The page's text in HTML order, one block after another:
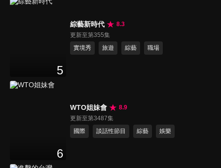
5
綜藝新時代
8.3
更新至第355集
實境秀
旅遊 綜藝 職場
6
WTO姐妹會
8.9
更新至第3487集
國際
談話性節目 綜藝 娛樂